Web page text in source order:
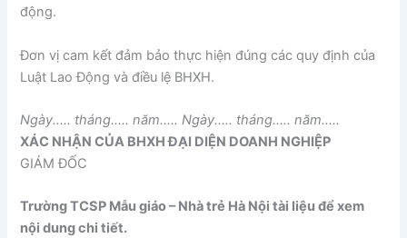
động.
Đơn vị cam kết đảm bảo thực hiện đúng các quy định của
Luật Lao Động và điều lệ BHXH.
Ngày..… tháng..… năm..… Ngày..… tháng..… năm..…
XÁC NHẬN CỦA BHXH ĐẠI DIỆN DOANH NGHIỆP
GIÁM ĐỐC
Trường TCSP Mẫu giáo – Nhà trẻ Hà Nội tài liệu để xem
nội dung chi tiết.